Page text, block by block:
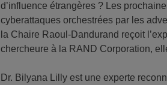
d’influence étrangères ? Les
cyberattaques orchestrées par les
la Chaire Raoul-Dandurand reçoit
chercheure à la RAND Corporation,
Dr. Bilyana Lilly est une experte